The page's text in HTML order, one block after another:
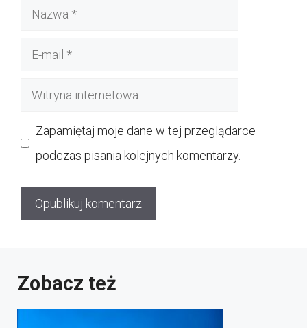
Nazwa
Witryna
Zapamiętaj moje dane w tej przeglądarce
podczas pisania kolejnych komentarzy.
Zobacz też